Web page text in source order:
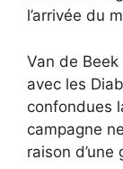
l’arrivée du
Van de
avec les
confondues
campagne
raison